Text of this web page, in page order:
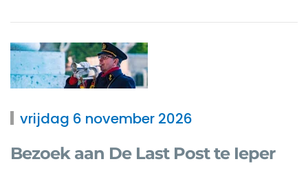
vrijdag 6 november 2026
Bezoek aan De Last Post te Ieper